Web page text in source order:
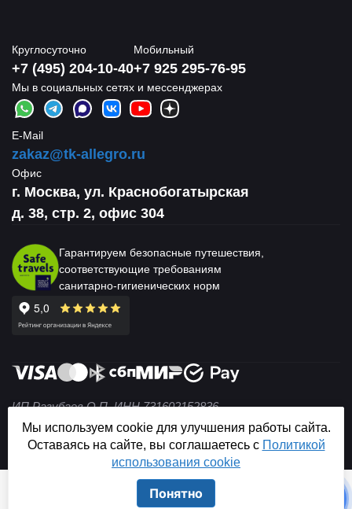
Круглосуточно
+7 (495) 204-10-40
Мобильный
+7 925 295-76-95
Мы в социальных сетях и мессенджерах
E-Mail
zakaz@tk-allegro.ru
Офис
г. Москва, ул. Краснобогатырская
д. 38, стр. 2, офис 304
Гарантируем безопасные путешествия,
соответствующие требованиям
санитарно-гигиенических норм
ИП Разубаев О.П. ИНН 731602152836
© 2004 — 2026 Не является публичной офертой (ст. 437
ГК РФ).
Мы используем cookie для улучшения работы сайта.
Оставаясь на сайте, вы соглашаетесь с Политикой
использования cookie
Понятно